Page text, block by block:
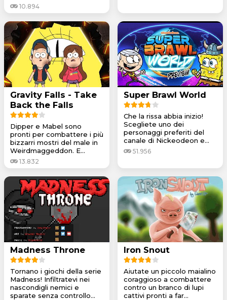
10.894
Gravity Falls - Take
Back the Falls
Dipper e Mabel sono
pronti per combattere i più
bizzarri mostri del male in
Weirdmaggeddon. E...
13.832
Super Brawl World
Che la rissa abbia inizio!
Scegliete uno dei
personaggi preferiti del
canale di Nickeodeon e...
51.956
Madness Throne
Tornano i giochi della serie
Madness! Infiltratevi nei
nascondigli nemici e
sparate senza controllo...
Iron Snout
Aiutate un piccolo maialino
coraggioso a combattere
contro un branco di lupi
cattivi pronti a far...